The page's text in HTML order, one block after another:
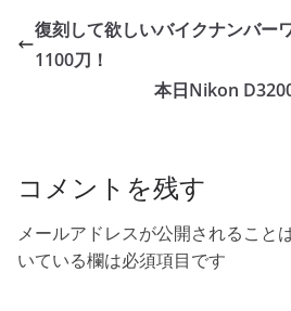
e
b
er et
復刻して欲しいバイクナンバー
1100刀！
本日Nikon
コメントを残す
メールアドレスが公開されること
いている欄は必須項目です